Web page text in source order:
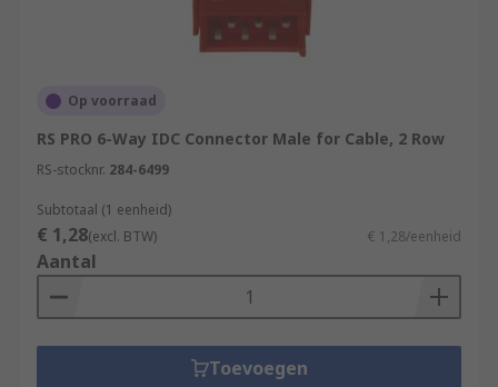
Op voorraad
RS PRO 6-Way IDC Connector Male for Cable, 2 Row
RS-stocknr. 284-6499
Subtotaal (1 eenheid)
€ 1,28(excl. BTW) € 1,28/eenheid
Aantal
Toevoegen